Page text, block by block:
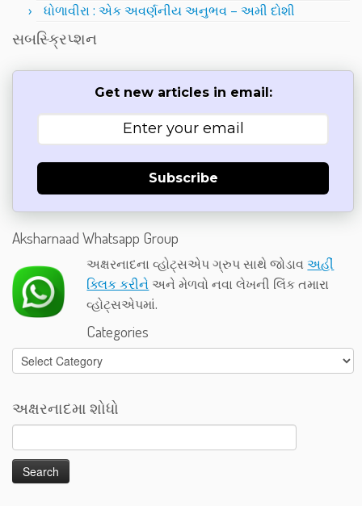
ધોળાવીરા : એક અવર્ણનીય અનુભવ – અમી દોશી
સબસ્ક્રિપ્શન
Get new articles in email:
Subscribe
Aksharnaad Whatsapp Group
અક્ષરનાદના વ્હોટ્સએપ ગ્રુપ સાથે જોડાવઅહીં
ક્લિક કરીને અને મેળવો નવા લેખની લિંક તમારા
વ્હોટ્સએપમાં.
Categories
Categories
અક્ષરનાદમા શોધો